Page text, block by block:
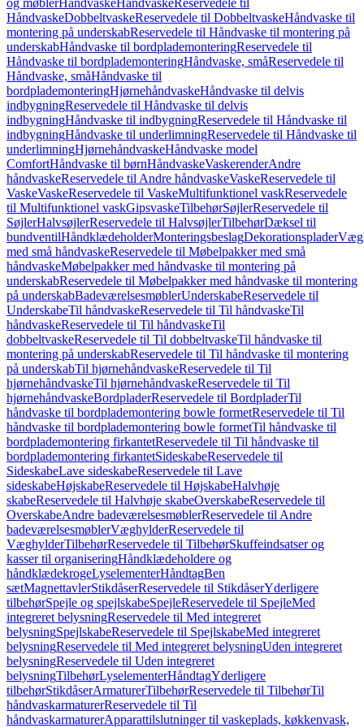
og møblerHåndvaskeHåndvaskeReservedele til
HåndvaskeDobbeltvaskeReservedele til DobbeltvaskeHåndvaske til
montering på underskabReservedele til Håndvaske til montering på
underskabHåndvaske til bordplademonteringReservedele til
Håndvaske til bordplademonteringHåndvaske, småReservedele til
Håndvaske, småHåndvaske til
bordplademonteringHjørnehåndvaskeHåndvaske til delvis
indbygningReservedele til Håndvaske til delvis
indbygningHåndvaske til indbygningReservedele til Håndvaske til
indbygningHåndvaske til underlimningReservedele til Håndvaske til
underlimningHjørnehåndvaskeHåndvaske model
ComfortHåndvaske til børnHåndvaskeVaskerenderAndre
håndvaskeReservedele til Andre håndvaskeVaskeReservedele til
VaskeVaskeReservedele til VaskeMultifunktionel vaskReservedele
til Multifunktionel vaskGipsvaskeTilbehørSøjlerReservedele til
SøjlerHalvsøjlerReservedele til HalvsøjlerTilbehørDæksel til
bundventilHåndklædeholderMonteringsbeslagDekorationsplader
med små håndvaskeReservedele til Møbelpakker med små
håndvaskeMøbelpakker med håndvaske til montering på
underskabReservedele til Møbelpakker med håndvaske til montering
på underskabBadeværelsesmøblerUnderskabeReservedele til
UnderskabeTil håndvaskeReservedele til Til håndvaskeTil
håndvaskeReservedele til Til håndvaskeTil
dobbeltvaskeReservedele til Til dobbeltvaskeTil håndvaske til
montering på underskabReservedele til Til håndvaske til montering
på underskabTil hjørnehåndvaskeReservedele til Til
hjørnehåndvaskeTil hjørnehåndvaskeReservedele til Til
hjørnehåndvaskeBordpladerReservedele til BordpladerTil
håndvaske til bordplademontering bowle formetReservedele til Til
håndvaske til bordplademontering bowle formetTil håndvaske til
bordplademontering firkantetReservedele til Til håndvaske til
bordplademontering firkantetSideskabeReservedele til
SideskabeLave sideskabeReservedele til Lave
sideskabeHøjskabeReservedele til HøjskabeHalvhøje
skabeReservedele til Halvhøje skabeOverskabeReservedele til
OverskabeAndre badeværelsesmøblerReservedele til Andre
badeværelsesmøblerVæghylderReservedele til
VæghylderTilbehørReservedele til TilbehørSkuffeindsatser og
kasser til organiseringHåndklædeholdere og
håndklædekrogeLyselementerHåndtagBen
sætMagnettavlerStikdåserReservedele til StikdåserYderligere
tilbehørSpejle og spejlskabeSpejleReservedele til SpejleMed
integreret belysningReservedele til Med integreret
belysningSpejlskabeReservedele til SpejlskabeMed integreret
belysningReservedele til Med integreret belysningUden integreret
belysningReservedele til Uden integreret
belysningTilbehørLyselementerHåndtagYderligere
tilbehørStikdåserArmaturerTilbehørReservedele til TilbehørTil
håndvaskarmaturerReservedele til Til
håndvaskarmaturerApparattilslutninger til vaskeplads, køkkenvask,